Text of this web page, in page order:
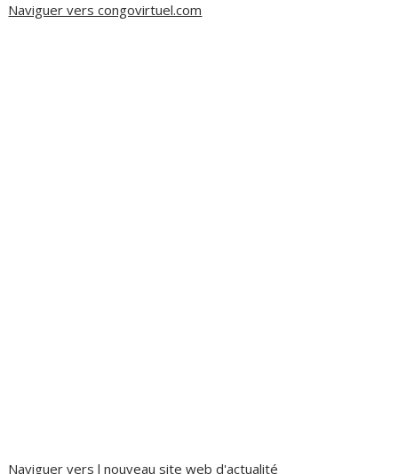
Naviguer vers congovirtuel.com
Naviguer vers l nouveau site web d'actualité